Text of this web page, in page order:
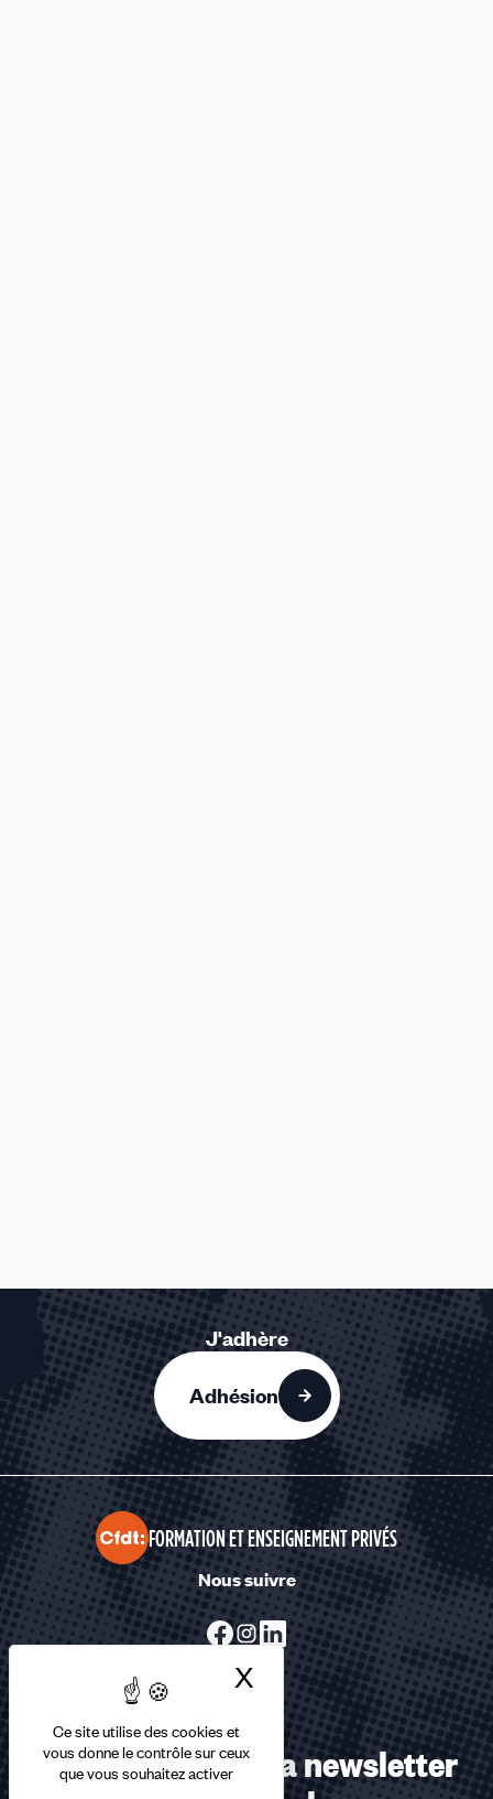
Ce site utilise des cookies et
vous donne le contrôle sur ceux
que vous souhaitez activer
X Masquer le
J'adhère
Adhésion
FORMATION ET ENSEIGNEMENT PRIVÉS
Nous suivre
Abonnez-vous à la newsletter